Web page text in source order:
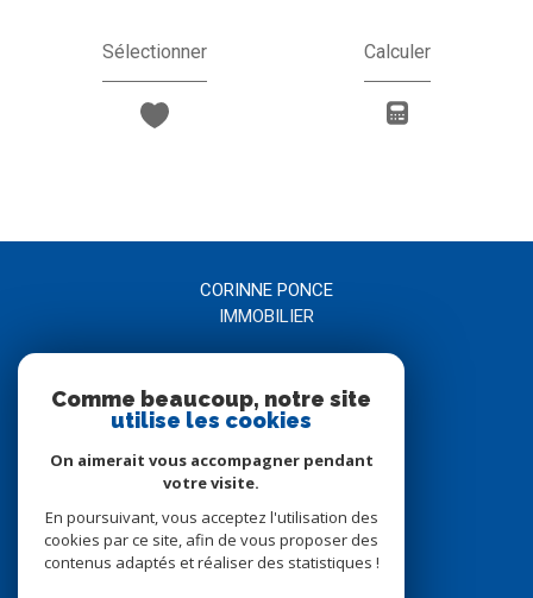
Sélectionner Calculer
CORINNE PONCE
IMMOBILIER
agence@corinneponce.com
7, Avenue Jean Jaurès
Nous suivre sur
Comme beaucoup, notre site
utilise les cookies
On aimerait vous accompagner pendant
votre visite.
En poursuivant, vous acceptez l'utilisation des
cookies par ce site, afin de vous proposer des
contenus adaptés et réaliser des statistiques !